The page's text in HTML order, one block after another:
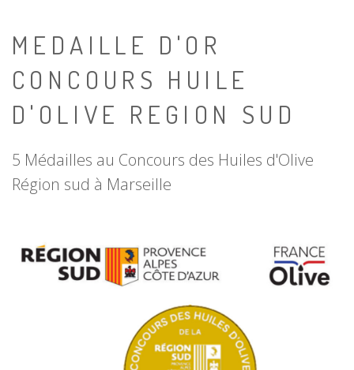
MEDAILLE D'OR
CONCOURS HUILE
D'OLIVE REGION SUD
5 Médailles au Concours des Huiles d'Olive
Région sud à Marseille